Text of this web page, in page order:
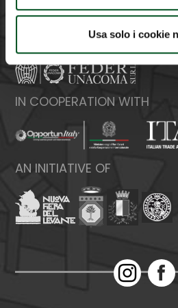
Usa solo i cookie
Vat Number: 04227291004
IN COOPERATION WITH
AN INITIATIVE OF